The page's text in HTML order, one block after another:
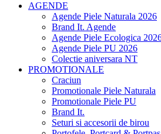
AGENDE
Agende Piele Naturala 2026
Brand It. Agende
Agende Piele Ecologica
Agende Piele PU 2026
Colectie aniversara NT
PROMOTIONALE
Craciun
Promotionale Piele Naturala
Promotionale Piele PU
Brand It.
Seturi si accesorii de birou